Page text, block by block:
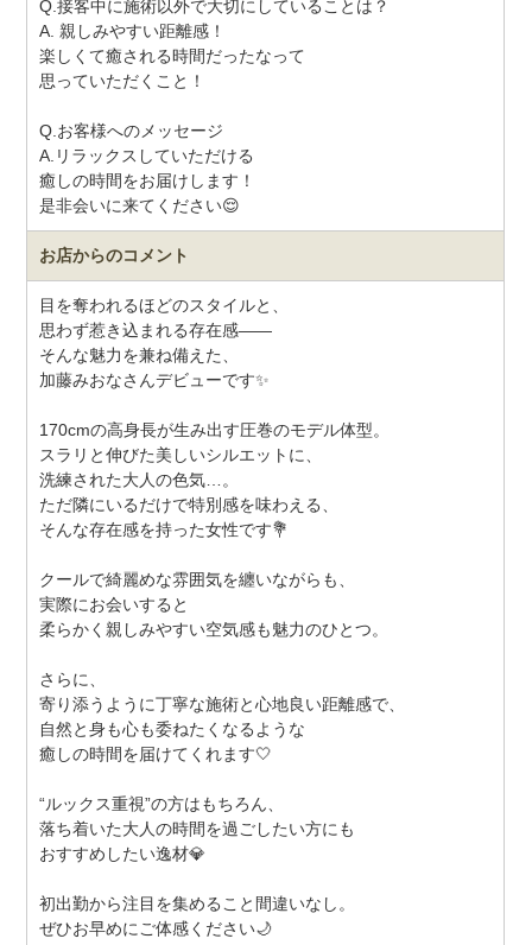
Q.接客中に施術以外で大切にしていることは？
A. 親しみやすい距離感！
楽しくて癒される時間だったなって
思っていただくこと！
Q.お客様へのメッセージ
A.リラックスしていただける
癒しの時間をお届けします！
是非会いに来てください😌
お店からのコメント
目を奪われるほどのスタイルと、
思わず惹き込まれる存在感――
そんな魅力を兼ね備えた、
加藤みおなさんデビューです✨
170cmの高身長が生み出す圧巻のモデル体型。
スラリと伸びた美しいシルエットに、
洗練された大人の色気…。
ただ隣にいるだけで特別感を味わえる、
そんな存在感を持った女性です💐
クールで綺麗めな雰囲気を纏いながらも、
実際にお会いすると
柔らかく親しみやすい空気感も魅力のひとつ。
さらに、
寄り添うように丁寧な施術と心地良い距離感で、
自然と身も心も委ねたくなるような
癒しの時間を届けてくれます🤍
“ルックス重視”の方はもちろん、
落ち着いた大人の時間を過ごしたい方にも
おすすめしたい逸材💎
初出勤から注目を集めること間違いなし。
ぜひお早めにご体感ください🌙